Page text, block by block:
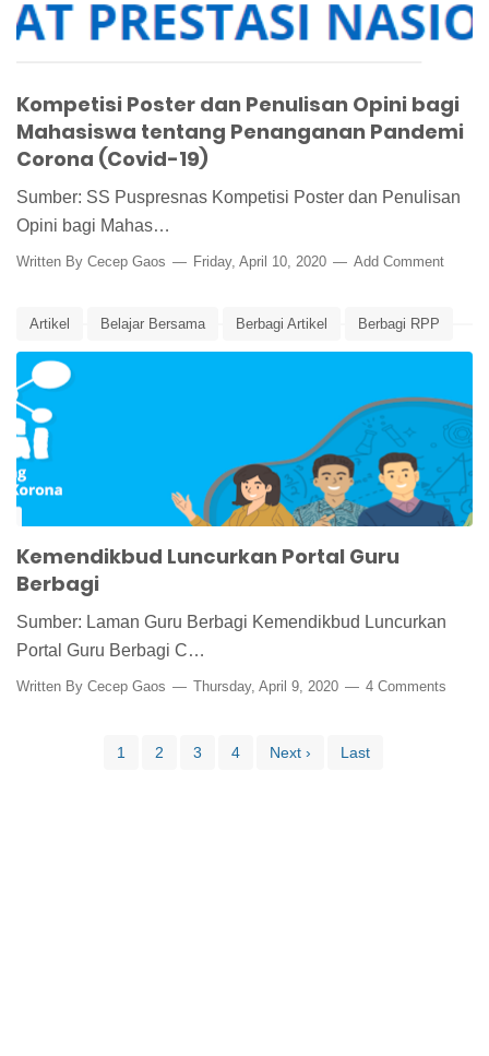
Kompetisi Poster dan Penulisan Opini bagi
Mahasiswa tentang Penanganan Pandemi
Corona (Covid-19)
Sumber: SS Puspresnas Kompetisi Poster dan Penulisan
Opini bagi Mahas…
Written By Cecep Gaos Friday, April 10, 2020 Add Comment
Artikel Belajar Bersama Berbagi Artikel Berbagi RPP
Covid-19
Kemendikbud Luncurkan Portal Guru
Berbagi
Sumber: Laman Guru Berbagi Kemendikbud Luncurkan
Portal Guru Berbagi C…
Written By Cecep Gaos Thursday, April 9, 2020 4 Comments
1 2 3 4 Next › Last